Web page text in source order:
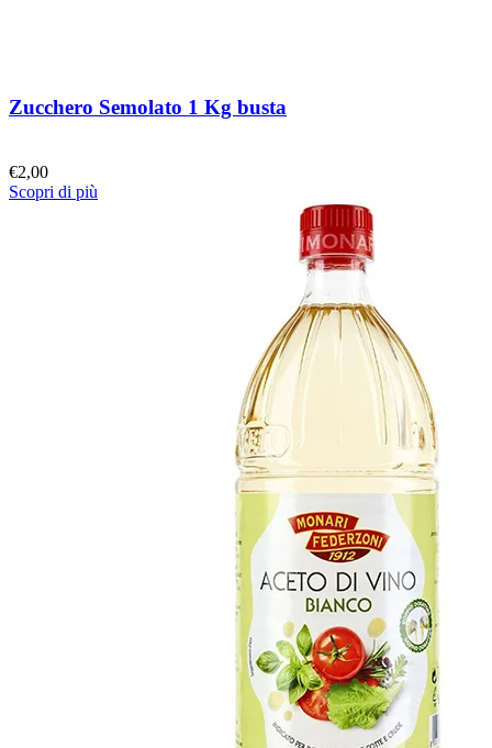
Zucchero Semolato 1 Kg busta
€2,00
Scopri di più